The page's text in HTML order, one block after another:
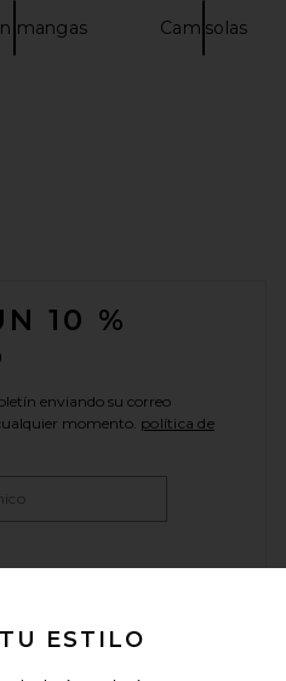
mangas Camisolas
10 %
enviando su correo
momento. política de
ESTILO